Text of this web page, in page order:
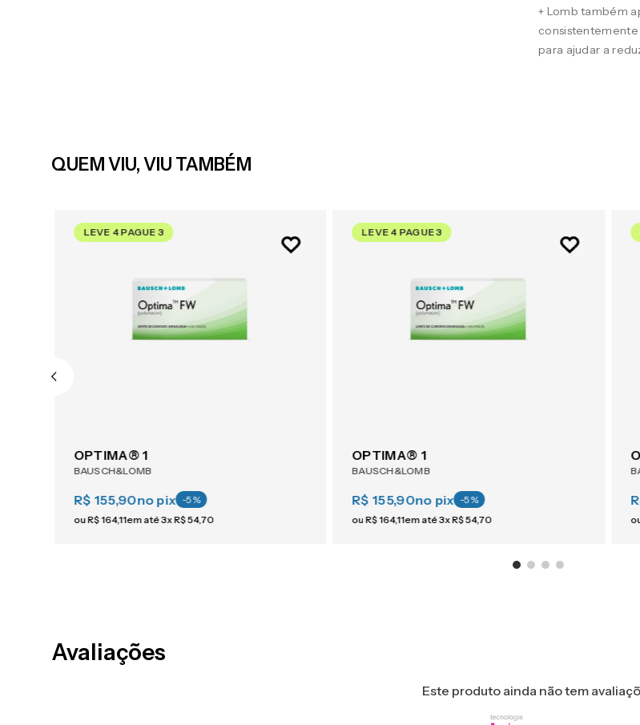
+ Lomb também
para ajudar a
QUEM VIU, VIU TAMBÉM
LEVE 4 PAGUE 3
OPTIMA® 1
BAUSCH&LOMB
R$ 155,90no pix -5%
ouR$164,11em até3xR$54,70
LEVE 4 PAGUE 3
OPTIMA® 1
BAUSCH&LOMB
R$ 155,90no pix -5%
ouR$164,11em até3xR$54,70
Avaliações
Este produto ainda não tem